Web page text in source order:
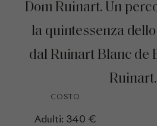
Dom Ruinart. Un
la quintessenza
dal Ruinart Blanc de
Ruinart.
COSTO
Adulti: 340 €